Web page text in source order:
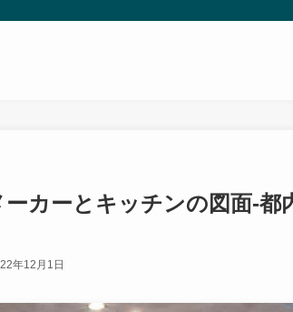
カーとキッチンの図面-都
年12月1日